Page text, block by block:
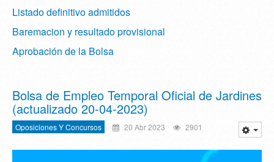
Listado definitivo admitidos
Baremacion y resultado provisional
Aprobación de la Bolsa
Bolsa de Empleo Temporal Oficial de Jardines
(actualizado 20-04-2023)
Oposiciones Y Concursos 20 Abr 2023 2901